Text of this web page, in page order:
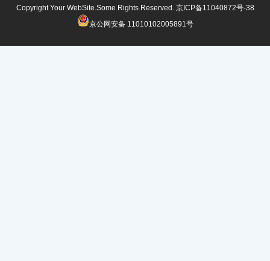
Copyright Your WebSite.Some Rights Reserved. 京ICP备11040872号-38
京公网安备 11010102005891号